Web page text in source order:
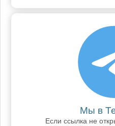
Мы в
Если ссылка не